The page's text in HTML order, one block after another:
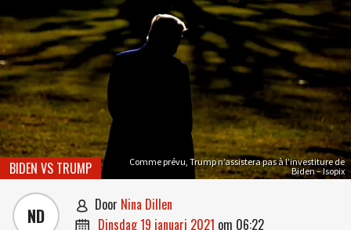
Comme prévu, Trump n’assistera pas à l’investiture de
Biden – Isopix
BIDEN VS TRUMP
ND  door Nina Dillen
dinsdag 19 januari 2021 om 06:22